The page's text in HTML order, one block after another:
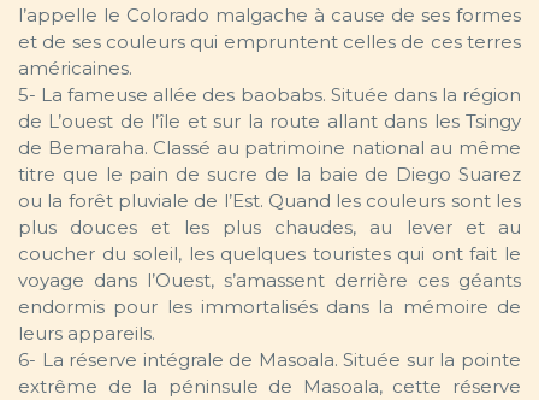
l’appelle le Colorado malgache à cause de ses formes
et de ses couleurs qui empruntent celles de ces terres
américaines.
5- La fameuse allée des baobabs. Située dans la région
de L’ouest de l’île et sur la route allant dans les Tsingy
de Bemaraha. Classé au patrimoine national au même
titre que le pain de sucre de la baie de Diego Suarez
ou la forêt pluviale de l’Est. Quand les couleurs sont les
plus douces et les plus chaudes, au lever et au
coucher du soleil, les quelques touristes qui ont fait le
voyage dans l’Ouest, s’amassent derrière ces géants
endormis pour les immortalisés dans la mémoire de
leurs appareils.
6- La réserve intégrale de Masoala. Située sur la pointe
extrême de la péninsule de Masoala, cette réserve